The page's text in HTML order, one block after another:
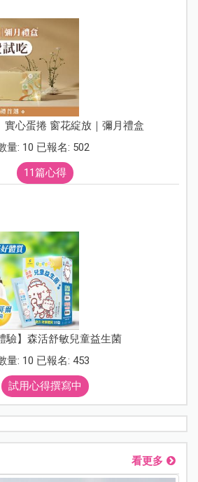
實心蛋捲 窗花綻放｜彌月禮盒
量: 10 已報名: 502
11篇心得
驗】森活舒敏兒童益生菌
量: 10 已報名: 453
試用心得撰寫中
看更多